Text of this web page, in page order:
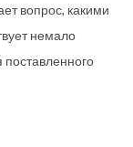
вопрос, какими
немало